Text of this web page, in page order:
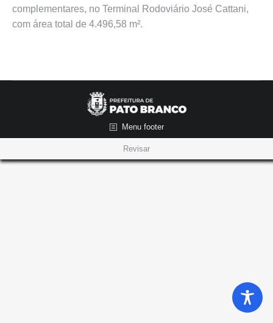
complementares, no Terminal Rodoviário José Cattani,
com área total de 4.496,58 m².
Menu footer
Revisar